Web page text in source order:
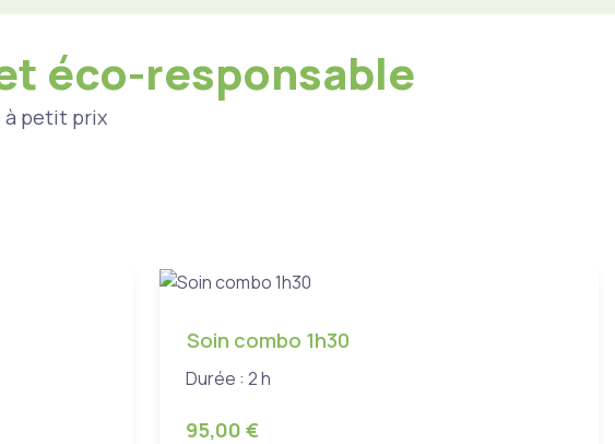
éco-responsable
à petit prix
Soin combo 1h30
Durée : 2 h
95,00 €